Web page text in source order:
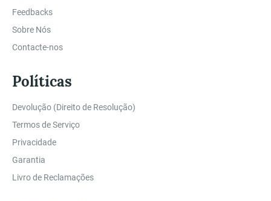
Feedbacks
Sobre Nós
Contacte-nos
Políticas
Devolução (Direito de Resolução)
Termos de Serviço
Privacidade
Garantia
Livro de Reclamações